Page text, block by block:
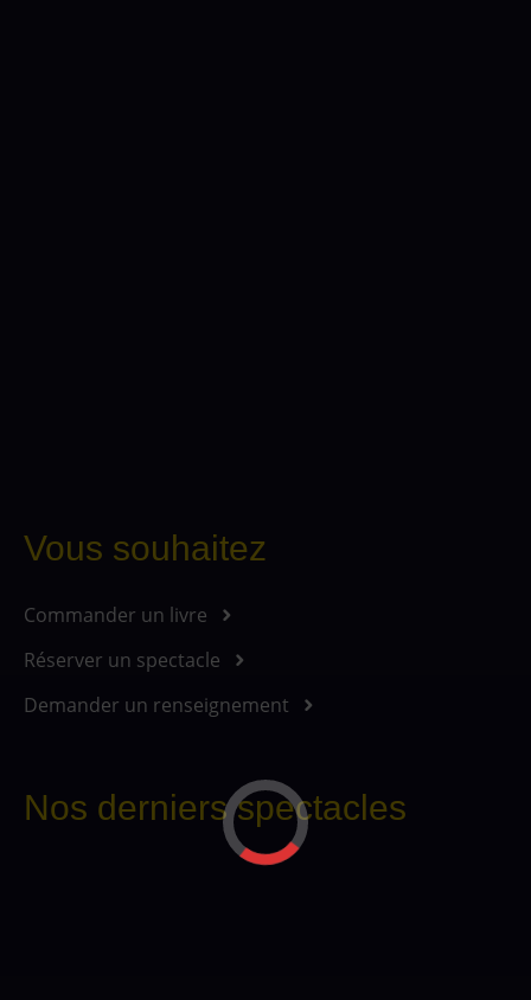
Vous souhaitez
Commander un livre
Réserver un spectacle
Demander un renseignement
Nos derniers spectacles